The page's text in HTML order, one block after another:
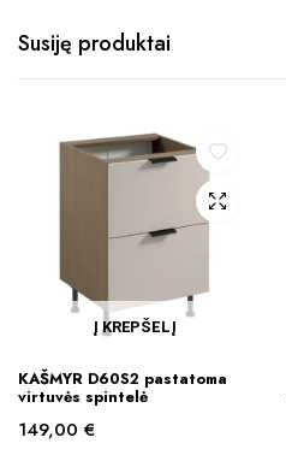
Susiję produktai
Į KREPŠELĮ
KAŠMYR D60S2 pastatoma
virtuvės spintelė
149,00 €